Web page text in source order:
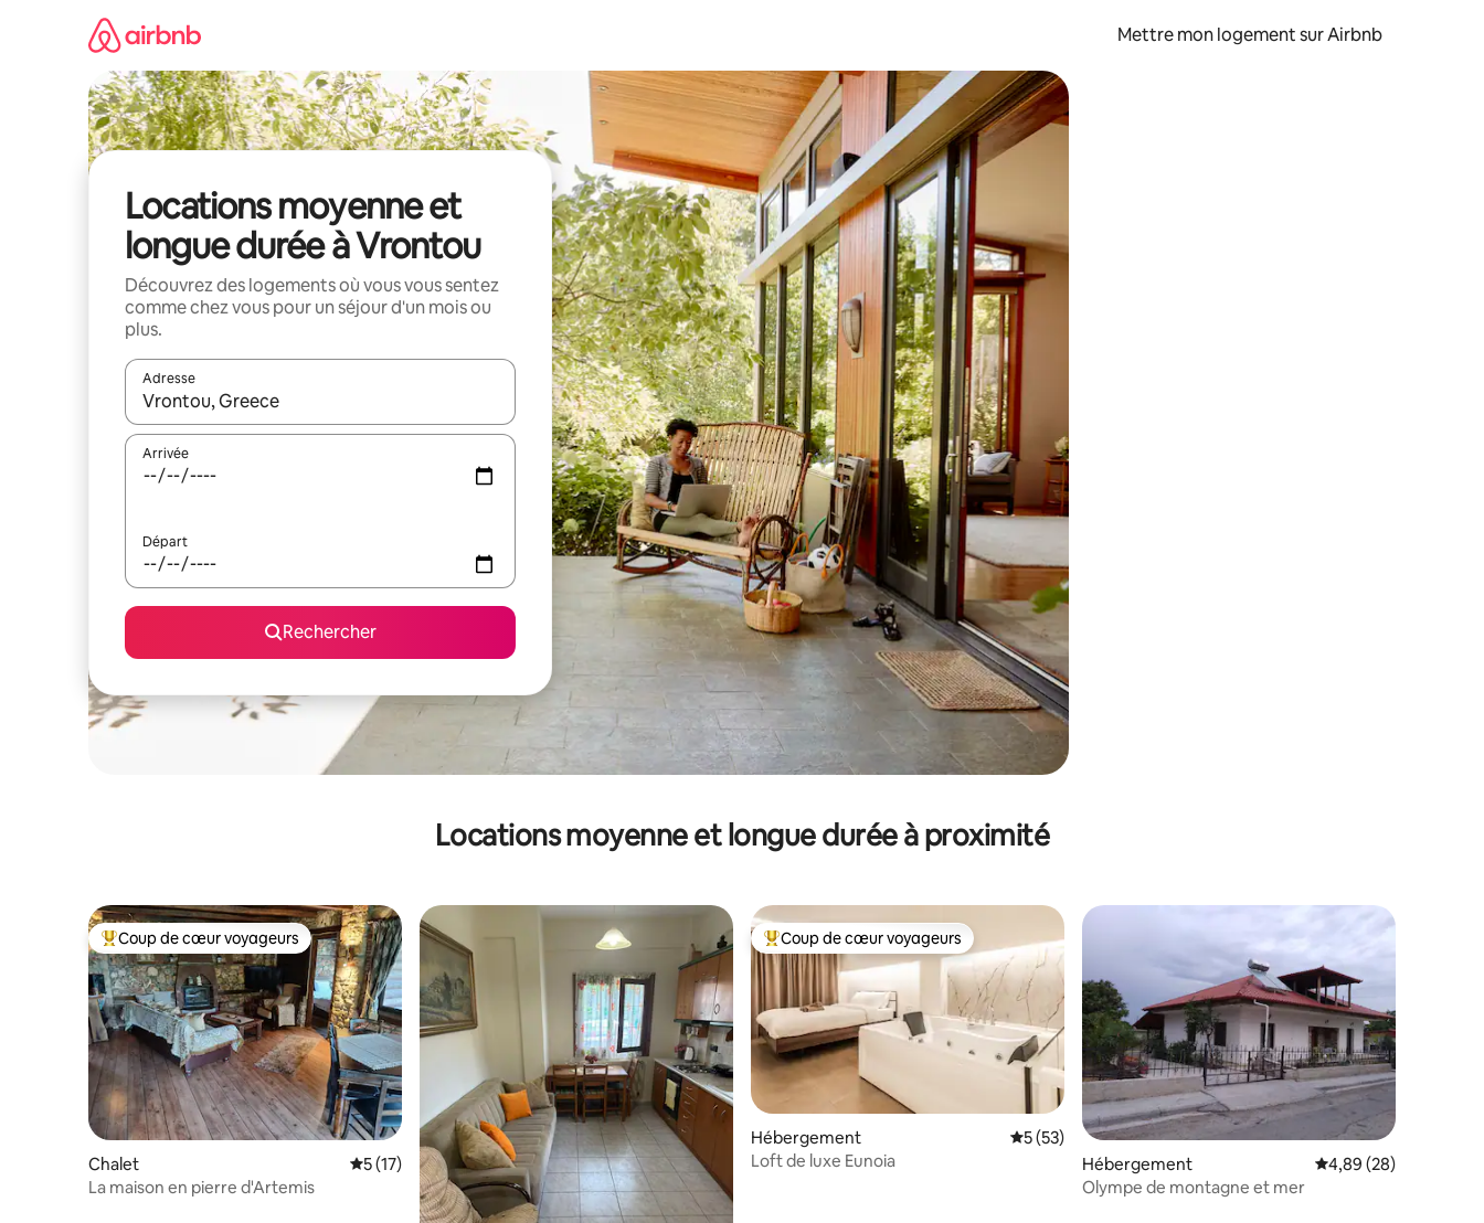
Mettre mon logement sur Airbnb
Locations moyenne et
longue durée à Vrontou
Découvrez des logements où vous vous sentez
comme chez vous pour un séjour d'un mois ou
plus.
Adresse
Lorsque les résultats s'affichent, utilisez les flèches vers le haut et vers le bas pour les parcourir ou en appuyant et en faisant glisser.
Arrivée
Départ
Rechercher
Locations moyenne et longue durée à proximité
Coups de cœur voyageurs les plus appréciés
Coup de cœur voyageurs
Chalet Évaluation moyenne sur la base de 17 commentaires : 5 sur 5
5 (17)
La maison en pierre d'Artemis
Coups de cœur voyageurs les plus appréciés
Coup de cœur voyageurs
Hébergement Évaluation moyenne sur la base de 53 commentaires : 5 sur 5
5 (53)
Loft de luxe Eunoia
Hébergement Évaluation moyenne
4,89 (28)
Olympe de montagne et mer